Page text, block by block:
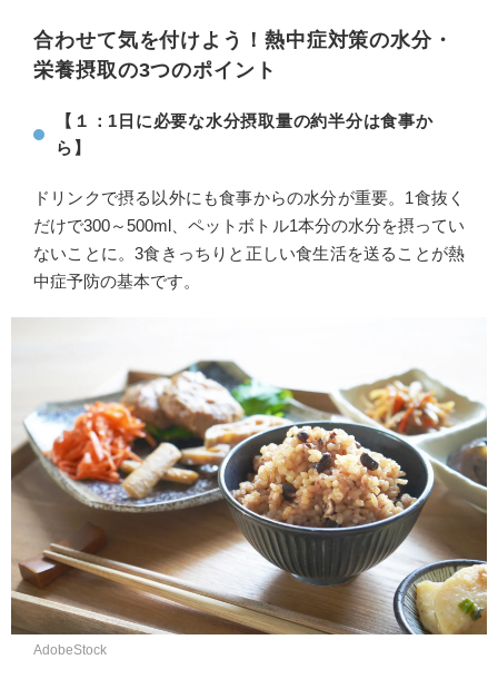
合わせて気を付けよう！熱中症対策の水分・
栄養摂取の3つのポイント
【１：1日に必要な水分摂取量の約半分は食事か
ら】
ドリンクで摂る以外にも食事からの水分が重要。1食抜く
だけで300～500ml、ペットボトル1本分の水分を摂ってい
ないことに。3食きっちりと正しい食生活を送ることが熱
中症予防の基本です。
AdobeStock